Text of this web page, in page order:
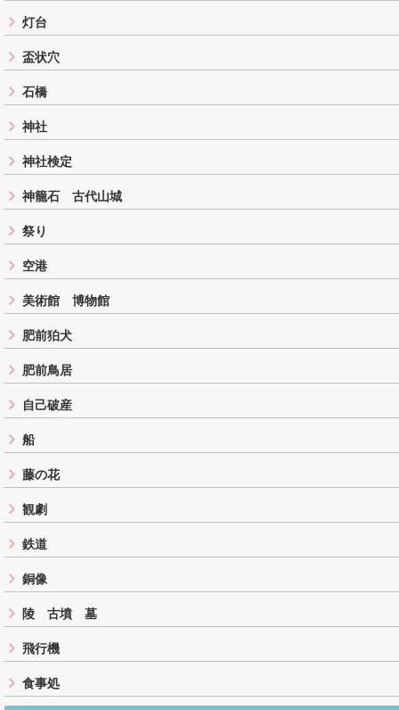
灯台
盃状穴
石橋
神社
神社検定
神籠石 古代山城
祭り
空港
美術館 博物館
肥前狛犬
肥前鳥居
自己破産
船
藤の花
観劇
鉄道
銅像
陵 古墳 墓
飛行機
食事処